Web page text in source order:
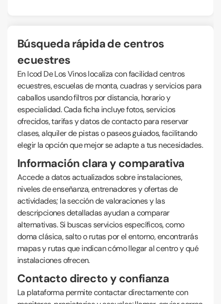
Búsqueda rápida de centros
ecuestres
En Icod De Los Vinos localiza con facilidad centros
ecuestres, escuelas de monta, cuadras y servicios para
caballos usando filtros por distancia, horario y
especialidad. Cada ficha incluye fotos, servicios
ofrecidos, tarifas y datos de contacto para reservar
clases, alquiler de pistas o paseos guiados, facilitando
elegir la opción que mejor se adapte a tus necesidades.
Información clara y comparativa
Accede a datos actualizados sobre instalaciones,
niveles de enseñanza, entrenadores y ofertas de
actividades; la sección de valoraciones y las
descripciones detalladas ayudan a comparar
alternativas. Si buscas servicios específicos, como
doma clásica, salto o rutas por el entorno, encontrarás
mapas y rutas que indican cómo llegar al centro y qué
instalaciones ofrecen.
Contacto directo y confianza
La plataforma permite contactar directamente con